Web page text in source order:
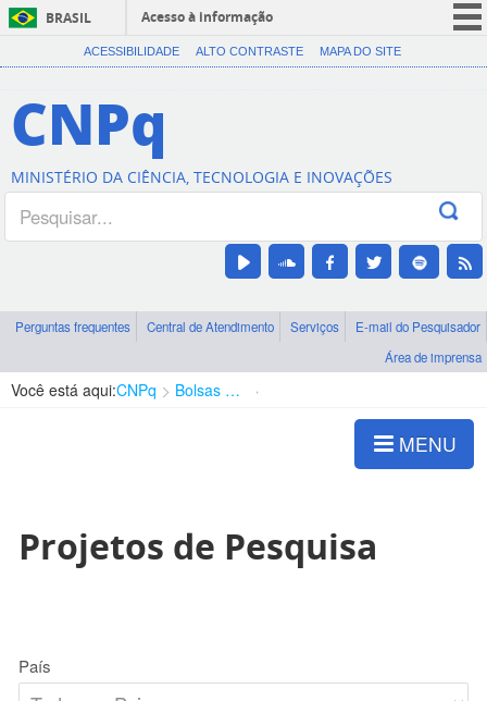
BRASIL
Acesso à informação
CORONAVÍRUS (COVID-19)
Canais
ACESSIBILIDADE ALTO CONTRASTE MAPA DO SITE
CNPq
MINISTÉRIO DA CIÊNCIA, TECNOLOGIA E INOVAÇÕES
Perguntas frequentes Central de Atendimento Serviços
E-mail do Pesquisador
Área de imprensa
Você está aqui:CNPq Bolsas e Auxílios Vigentes
MENU
Projetos de Pesquisa
País